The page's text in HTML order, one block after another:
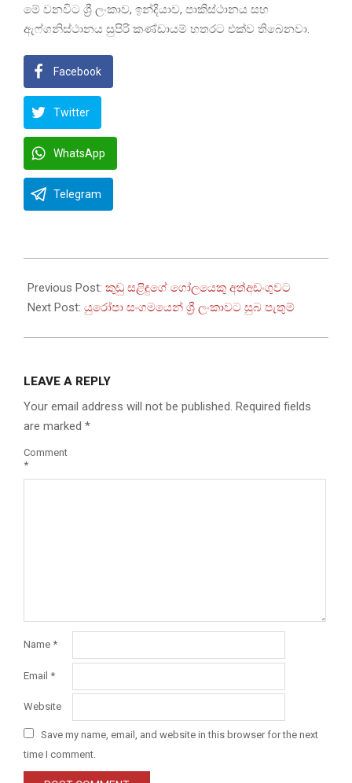
මේ වනවිට ශ්‍රී ලංකාව, ඉන්දියාව, පාකිස්ථානය සහ
ඇෆ්ගනිස්ථානය සුපිරි කණ්ඩායම් හතරට එක්ව තිබෙනවා.
Facebook
Twitter
WhatsApp
Telegram
09-
03
Previous Post: කුඩු සළිඳුගේ ගෝලයෙකු අත්අඩංගුවට
Next Post: යුරෝපා සංගමයෙන් ශ්‍රී ලංකාවට සුබ පැතුම්
LEAVE A REPLY
Your email address will not be published. Required fields
are marked *
Comment
*
Name *
Email *
Website
Save my name, email, and website in this browser for the next
time I comment.